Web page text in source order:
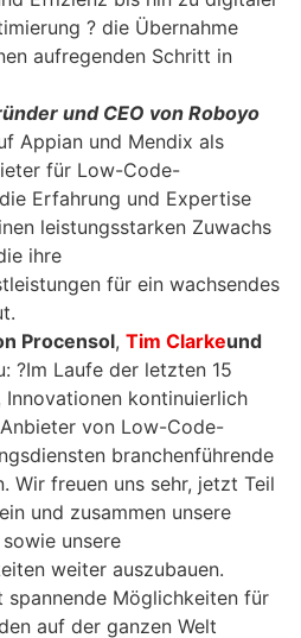
? die Übernahme
aufregenden Schritt in
und CEO von Roboyo
Appian und Mendix als
für Low-Code-
Erfahrung und Expertise
leistungsstarken Zuwachs
ihre
für ein wachsendes
Procensol, Tim Clarkeund
?Im Laufe der letzten 15
Innovationen kontinuierlich
von Low-Code-
branchenführende
Wir freuen uns sehr, jetzt Teil
und zusammen unsere
unsere
weiter auszubauen.
spannende Möglichkeiten für
auf der ganzen Welt